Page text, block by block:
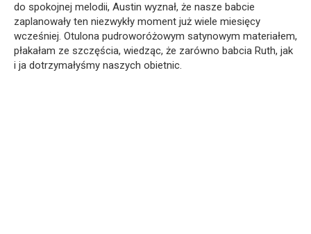
do spokojnej melodii, Austin wyznał, że nasze babcie
zaplanowały ten niezwykły moment już wiele miesięcy
wcześniej. Otulona pudroworóżowym satynowym materiałem,
płakałam ze szczęścia, wiedząc, że zarówno babcia Ruth, jak
i ja dotrzymałyśmy naszych obietnic.